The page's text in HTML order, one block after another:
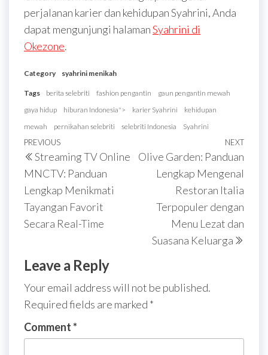
perjalanan karier dan kehidupan Syahrini, Anda
dapat mengunjungi halamanSyahrini di
Okezone.
Category syahrini menikah
Tags berita selebriti fashion pengantin
gaun pengantin mewah
gaya hidup
hiburan Indonesia"> karier Syahrini
kehidupan
mewah
pernikahan selebriti selebriti Indonesia Syahrini
Post
navigation
Previous
Post
PREVIOUS
Streaming TV Online
MNCTV: Panduan
Lengkap Menikmati
Tayangan Favorit
Secara Real-Time
Next
NEXT
Olive Garden: Panduan
Lengkap Mengenal
Restoran Italia
Terpopuler dengan
Menu Lezat dan
Suasana Keluarga
Leave a Reply
Your email address will not be published.
Required fields are marked *
Comment*